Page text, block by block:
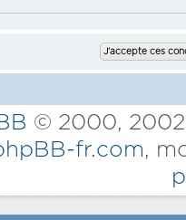
© 2000,
fr.com,